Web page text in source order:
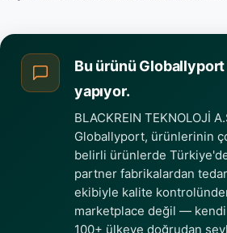
Bu ürünü
yapıyor.
BLACKREIN TEKNOLOJİ
Globallyport, ürünlerinin
belirli ürünlerde
partner fabrikalardan
ekibiyle kalite
marketplace değil — kendi
100+ ülkeye doğrudan